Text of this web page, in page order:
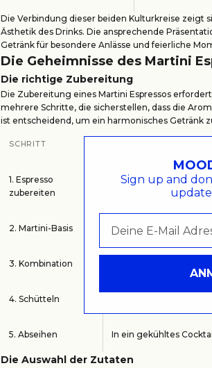
Die Verbindung dieser beiden Kulturkreise zeigt
Ästhetik des Drinks. Die ansprechende
Getränk für besondere Anlässe und feierliche
Die Geheimnisse des Martini
Die richtige Zubereitung
Die Zubereitung eines Martini Espressos
mehrere Schritte, die sicherstellen, dass die
ist entscheidend, um ein harmonisches Getränk
SCHRITT
1. Espresso
zubereiten
Frisch gemahlene
2. Martini-Basis Wodka oder Gin mit
3. Kombination Den frisch gebrühten
4. Schütteln Gut schütteln, um die
5. Abseihen In ein gekühltes
Die Auswahl der Zutaten
Sign up and